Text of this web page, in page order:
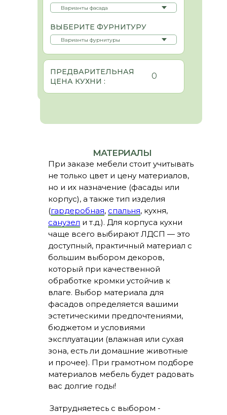
0
ВЫБЕРИТЕ ФУРНИТУРУ
ПРЕДВАРИТЕЛЬНАЯ
ЦЕНА КУХНИ :
МАТЕРИАЛЫ
ИНФОРМАЦИЯ
КОНСУЛЬТАЦИЮ
гардеробная,спальня , кухня,
санузели т.д.). Для корпуса кухни
доступный, практичный материал с
большим выбором декоров,
который при качественной
обработке кромки устойчив к
влаге. Выбор материала для
фасадов определяется вашими
эстетическими предпочтениями,
бюджетом и условиями
эксплуатации (влажная или сухая
зона, есть ли домашние животные
и прочее). При грамотном подборе
материалов мебель будет радовать
вас долгие годы!
Затрудняетесь с выбором -
рекомендуем ознакомиться с
полезными статьями или напишите
нам - поможем подобрать
оптимальный вариант.